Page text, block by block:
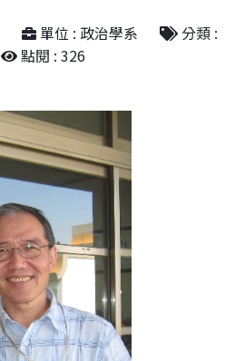
單位 : 政治學系
分類 :
點閱 : 326